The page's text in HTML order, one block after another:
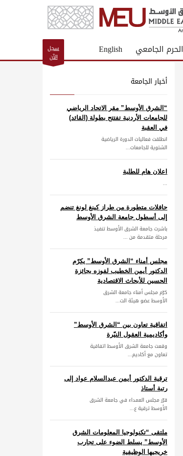
الحرم الجامعي English
سجل
الآن
أخبار الجامعة
“الشرق الأوسط” مقر الاتحاد الرياضي
للجامعات الأردنية تفتتح بطولة (القائد)
في العقبة
انطلقت فعاليات الدورة الرياضية
الشتوية للجامعات...
اعلان هام للطلبة
...
حافلات متطورة من طراز كينغ لونغ تنضم
إلى أسطول جامعة الشرق الأوسط
باشرت جامعة الشرق الأوسط تنفيذ
مرحلة متقدمة من ...
مجلس أمناء “الشرق الأوسط” يكرّم
الدكتور أيمن الخطيب لفوزه بجائزة
الحسين للأبحاث الاقتصادية
كرّم مجلس أمناء جامعة الشرق
الأوسط عضو هيئة الت...
اتفاقية تعاون بين “الشرق الأوسط”
وأكاديمية العقول النيّرة
وقعت جامعة الشرق الأوسط اتفاقية
تعاون مع أكاديم...
ترقية الدكتور أيمن عبدالسلام عواد إلى
رتبة أستاذ
قرّر مجلس العمداء في جامعة الشرق
الأوسط ترقية ع...
ملتقى “تكنولوجيا المعلومات الشرق
الأوسط” يسلط الضوء على تجارب
خريجيها الوظيفية